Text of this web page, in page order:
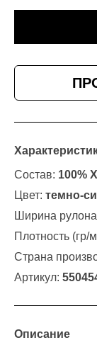
Состав: 100%
Цвет: темно-
Ширина
Плотность (гр/м
Страна
Артикул:
Описание